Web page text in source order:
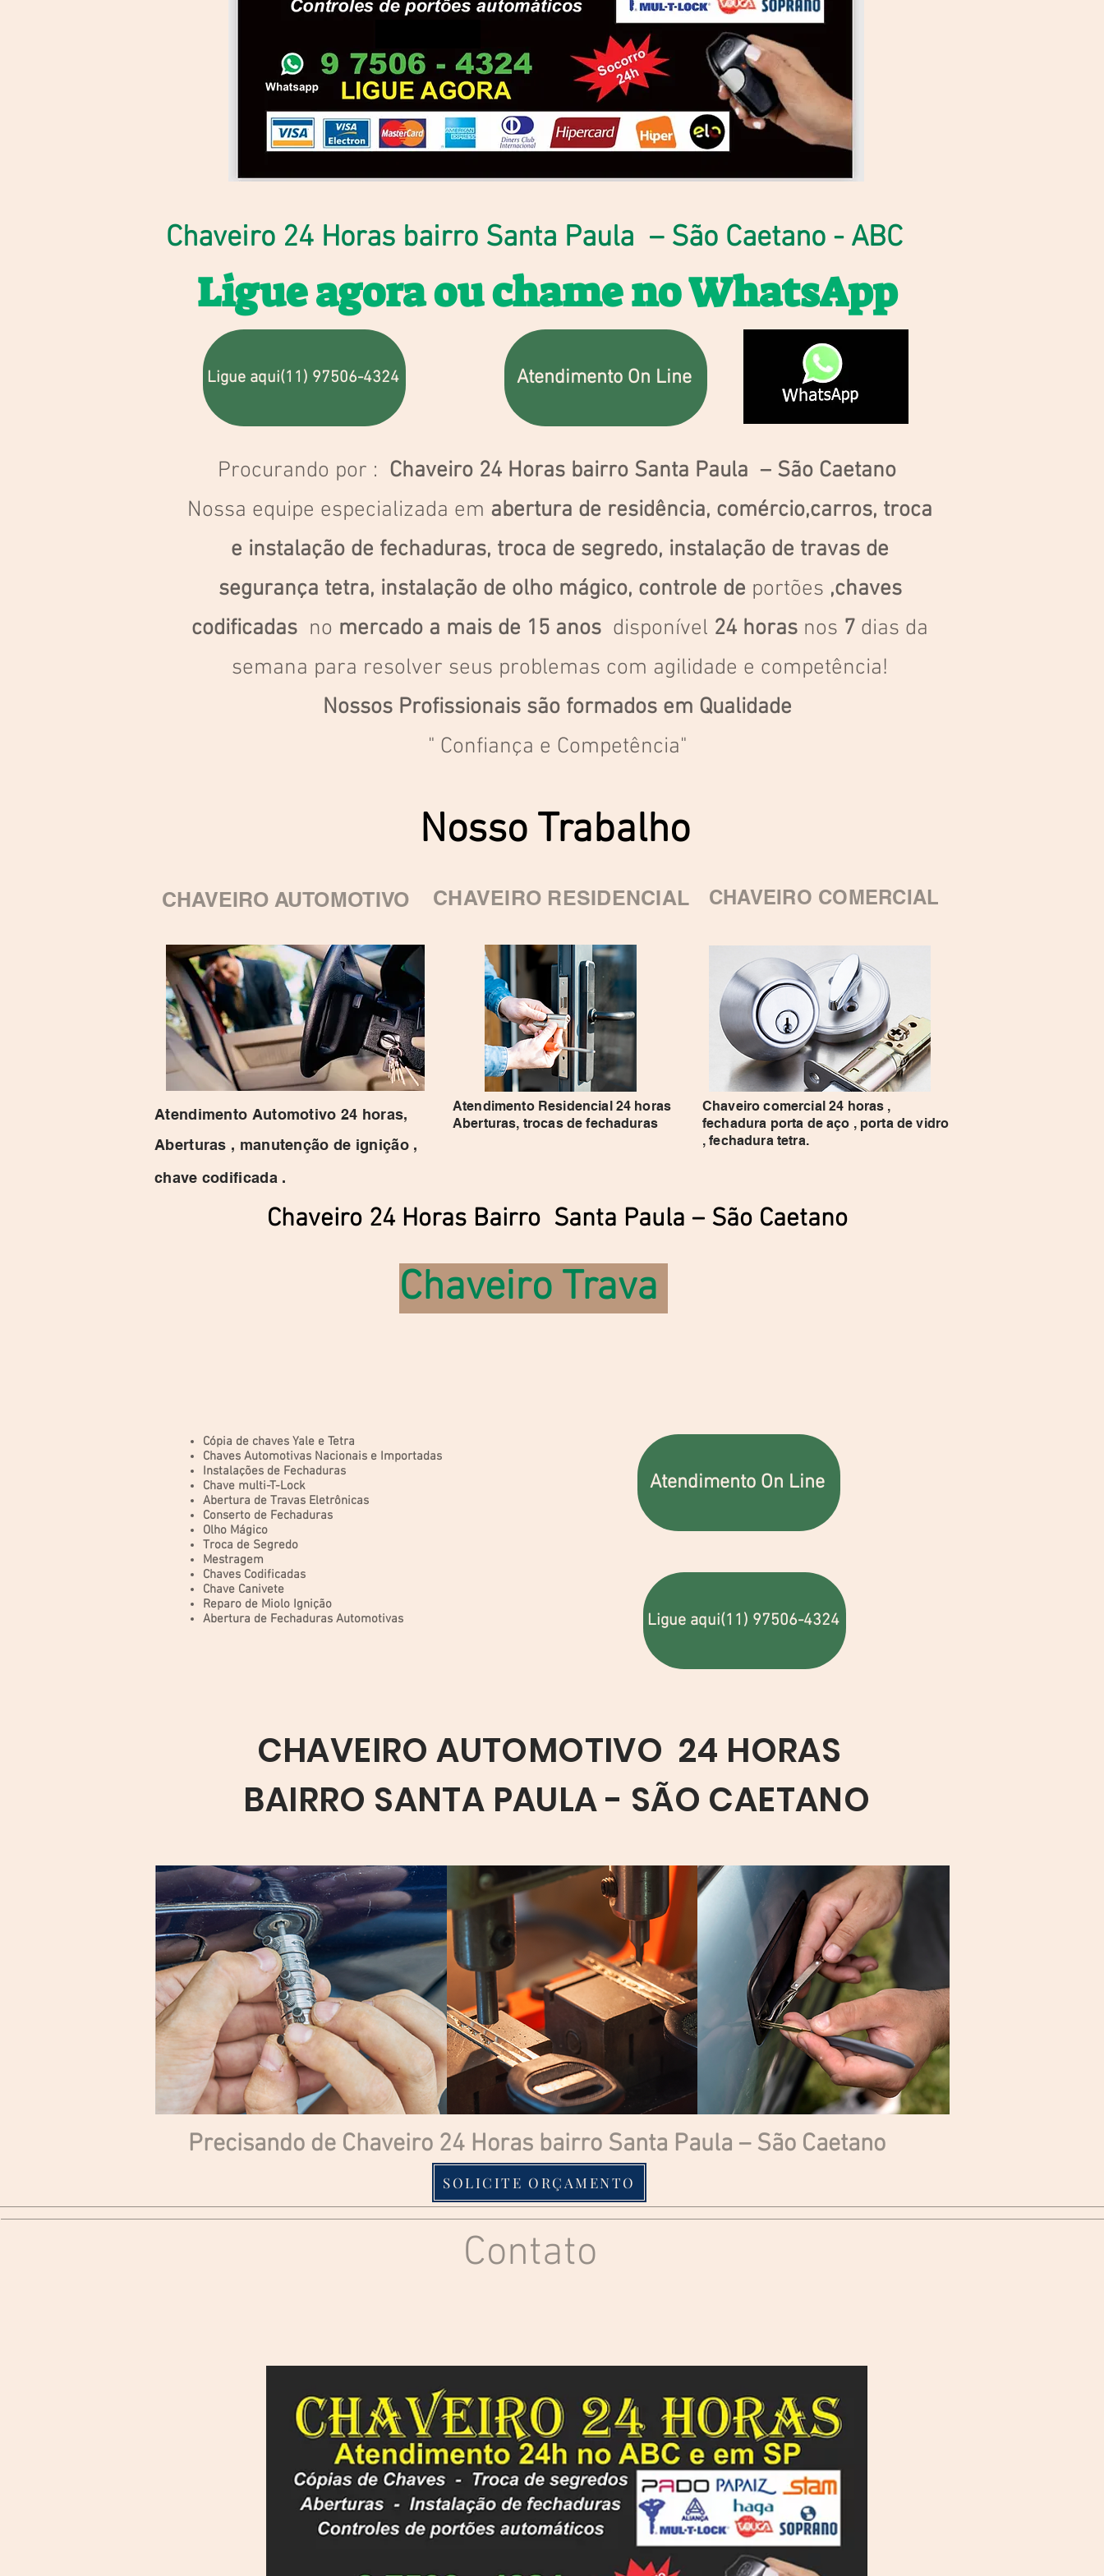
Chaveiro 24 Horas bairro Santa Paula – São Caetano - ABC
Ligue agora ou chame no WhatsApp
Ligue aqui(11) 97506-4324 Atendimento On Line
Procurando por : Chaveiro 24 Horas bairro Santa Paula – São Caetano
Nossa equipe especializada em abertura de residência, comércio,carros, troca
e instalação de fechaduras, troca de segredo, instalação de travas de
segurança tetra, instalação de olho mágico, controle de portões ,chaves
codificadas no mercado a mais de 15 anos disponível 24 horas nos 7 dias da
semana para resolver seus problemas com agilidade e competência!
Nossos Profissionais são formados em Qualidade
" Confiança e Competência"
Nosso Trabalho
CHAVEIRO AUTOMOTIVO CHAVEIRO RESIDENCIAL CHAVEIRO COMERCIAL
Atendimento Automotivo 24 horas,
Aberturas , manutenção de ignição ,
chave codificada .
Atendimento Residencial 24 horas
Aberturas, trocas de fechaduras
Chaveiro comercial 24 horas ,
fechadura porta de aço , porta de vidro
, fechadura tetra.
Chaveiro 24 Horas Bairro Santa Paula – São Caetano
Chaveiro Trava
Cópia de chaves Yale e Tetra
Chaves Automotivas Nacionais e Importadas
Instalações de Fechaduras
Chave multi-T-Lock
Abertura de Travas Eletrônicas
Conserto de Fechaduras
Olho Mágico
Troca de Segredo
Mestragem
Chaves Codificadas
Chave Canivete
Reparo de Miolo Ignição
Abertura de Fechaduras Automotivas
Atendimento On Line
Ligue aqui(11) 97506-4324
CHAVEIRO AUTOMOTIVO 24 HORAS
BAIRRO SANTA PAULA - SÃO CAETANO
Precisando de Chaveiro 24 Horas bairro Santa Paula – São Caetano
SOLICITE ORÇAMENTO
Contato